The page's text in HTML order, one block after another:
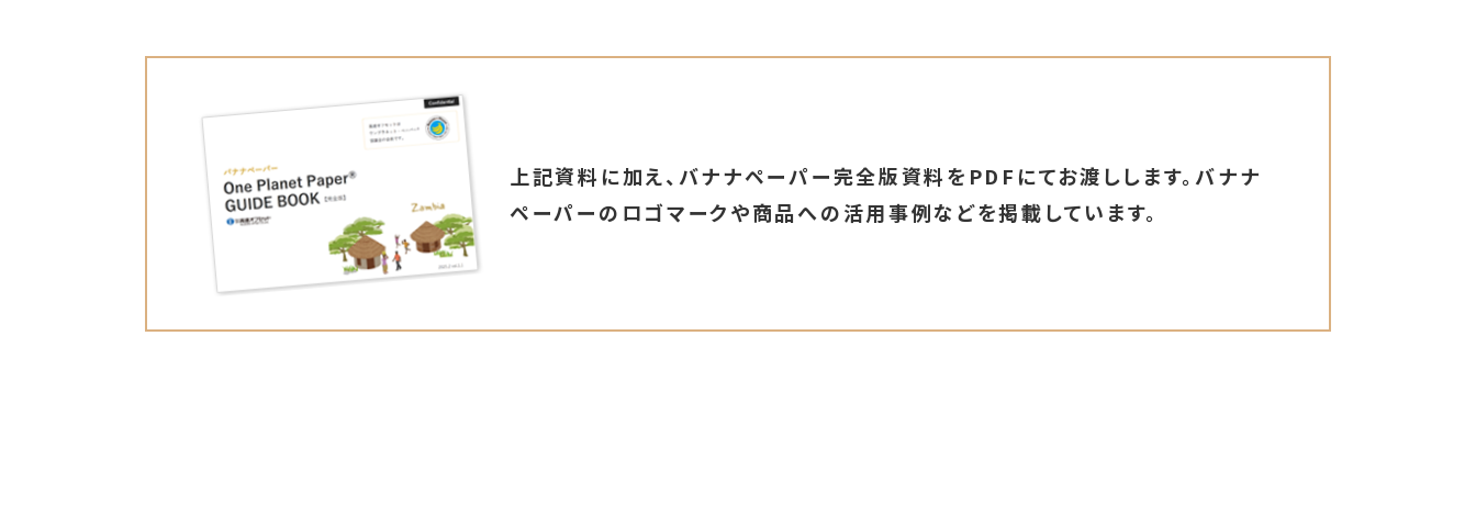
上記資料に加え、バナナペーパー完全版資料をPDFにてお渡しします。バナナ
ペーパーのロゴマークや商品への活用事例などを掲載しています。